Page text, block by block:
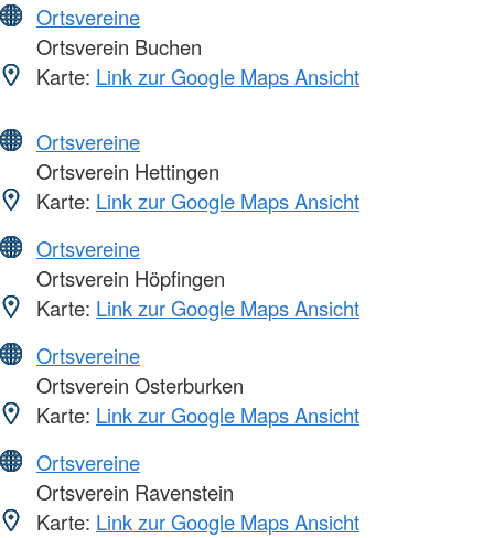
Ortsvereine
Ortsverein Buchen
Karte: Link zur Google Maps Ansicht
Ortsvereine
Ortsverein Hettingen
Karte: Link zur Google Maps Ansicht
Ortsvereine
Ortsverein Höpfingen
Karte: Link zur Google Maps Ansicht
Ortsvereine
Ortsverein Osterburken
Karte: Link zur Google Maps Ansicht
Ortsvereine
Ortsverein Ravenstein
Karte: Link zur Google Maps Ansicht